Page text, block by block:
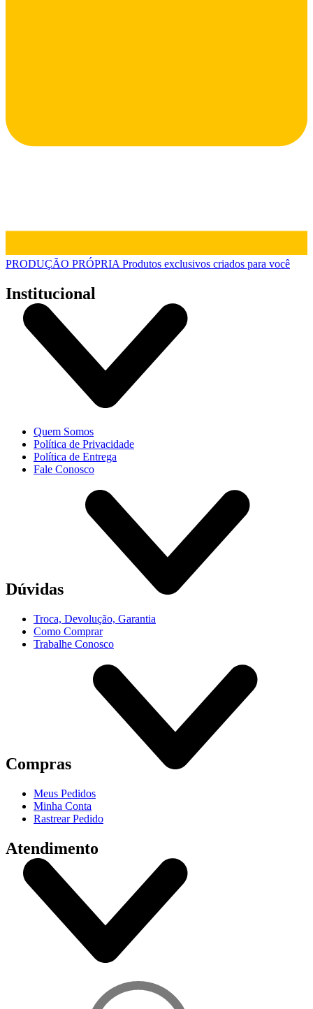
PRODUÇÃO PRÓPRIA Produtos exclusivos criados para você
Institucional
Quem Somos
Política de Privacidade
Política de Entrega
Fale Conosco
Dúvidas
Troca, Devolução, Garantia
Como Comprar
Trabalhe Conosco
Compras
Meus Pedidos
Minha Conta
Rastrear Pedido
Atendimento